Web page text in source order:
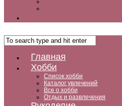
Главная
Хобби
Список хобби
Каталог увлечений
Все о хобби
Отдых и развлечения